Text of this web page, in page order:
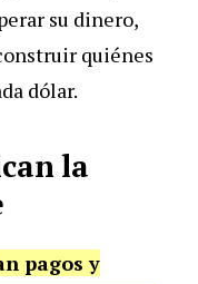
su dinero,
quiénes
dólar.
la
pagos y